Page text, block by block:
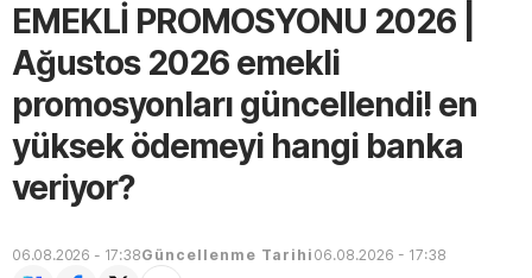
EMEKLİ PROMOSYONU 2026 |
Ağustos 2026 emekli
promosyonları güncellendi! en
yüksek ödemeyi hangi banka
veriyor?
06.08.2026 - 17:38Güncellenme Tarihi 06.08.2026 - 17:38